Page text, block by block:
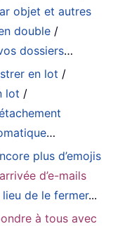
objet et autres
double /
dossiers…
en lot /
lot /
…
plus d’emojis
d’e-mails
de le fermer...
à tous avec